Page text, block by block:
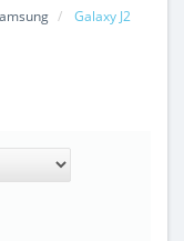
Galaxy J2